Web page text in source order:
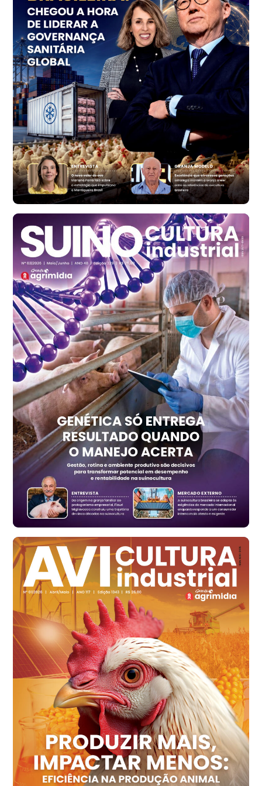
cx
Ovo Vermelho - Regional
Vermelho
R$ 156,33
cx
Ovo Branco - Regional
Bastos (SP)
R$ 134,40
cx
Ovo Vermelho - Regional
Bastos (SP)
R$ 146,71
cx
Frango - Indicador
R$ 7,13
kg
Frango - Indicador
SP
R$ 7,15
kg
Trigo Atacado - Regional
PR
R$ 1.417,12
t
Trigo Atacado - Regional
RS
R$ 1.325,22
t
Ovo Vermelho - Regional
Vermelho
R$ 168,86
cx
Ovo Branco - Regional
Santa Maria do Jetibá (ES)
R$ 139,62
cx
Ovo Branco - Regional
Recife (PE)
R$ 144,92
cx
Ovo Vermelho - Regional
Recife (PE)
R$ 154,89
cx